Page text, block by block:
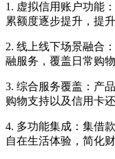
1. 虚拟信用账户功能
累额度逐步提升，提
2. 线上线下场景融合
融服务，覆盖日常购
3. 综合服务覆盖：产
购物支持以及信用卡
4. 多功能集成：集借
自在生活体验，简化